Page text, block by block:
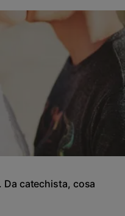
catechista, cosa